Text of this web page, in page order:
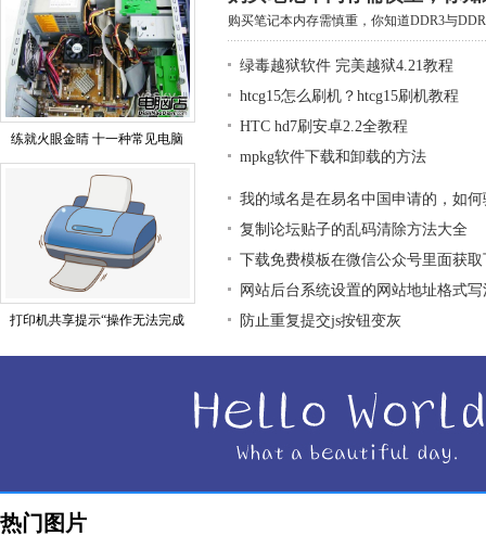
练就火眼金睛 十一种常见电脑
打印机共享提示“操作无法完成
购买笔记本内存需慎重，你知道DDR3与
绿毒越狱软件 完美越狱4.21教程
htcg15怎么刷机？htcg15刷机教程
HTC hd7刷安卓2.2全教程
mpkg软件下载和卸载的方法
我的域名是在易名中国申请的，如
复制论坛贴子的乱码清除方法大全
下载免费模板在微信公众号里面获
网站后台系统设置的网站地址格式写
防止重复提交js按钮变灰
热门图片